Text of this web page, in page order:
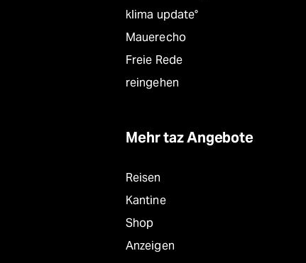
klima update°
Mauerecho
Freie Rede
reingehen
Mehr taz Angebote
Reisen
Kantine
Shop
Anzeigen